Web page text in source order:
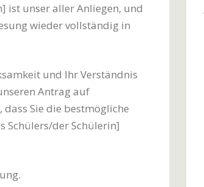
ist unser aller Anliegen, und
wieder vollständig in
und Ihr Verständnis
Antrag auf
Sie die bestmögliche
Schülers/der Schülerin]